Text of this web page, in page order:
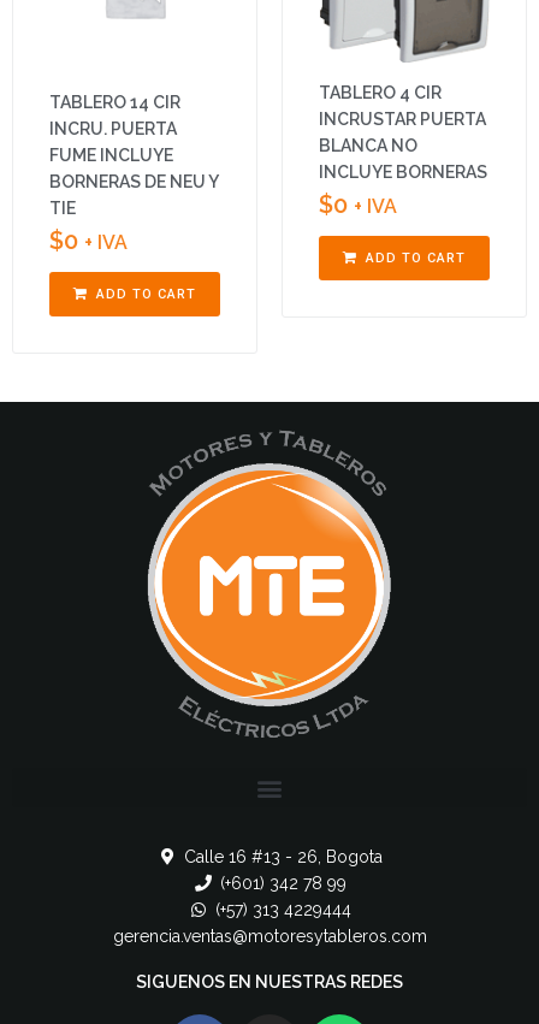
TABLERO 14 CIR
INCRU. PUERTA
FUME INCLUYE
BORNERAS DE NEU Y
TIE
$0 + IVA
ADD TO CART
TABLERO 4 CIR
INCRUSTAR PUERTA
BLANCA NO
INCLUYE BORNERAS
$0 + IVA
ADD TO CART
Calle 16 #13 - 26, Bogota
(+601) 342 78 99
(+57) 313 4229444
gerencia.ventas@motoresytableros.com
SIGUENOS EN NUESTRAS REDES